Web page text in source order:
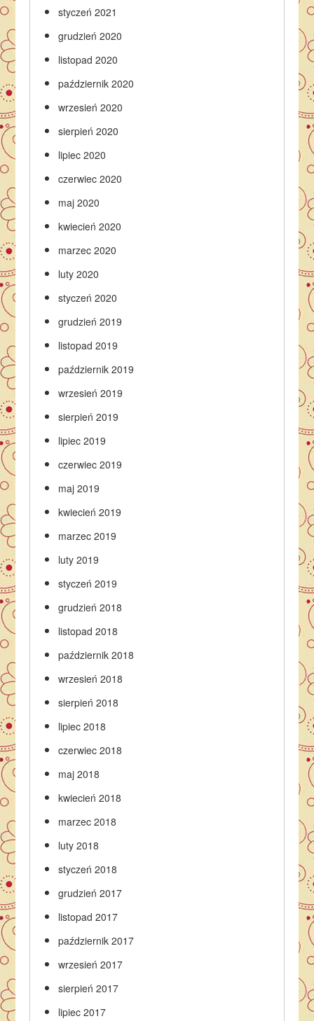
styczeń 2021
grudzień 2020
listopad 2020
październik 2020
wrzesień 2020
sierpień 2020
lipiec 2020
czerwiec 2020
maj 2020
kwiecień 2020
marzec 2020
luty 2020
styczeń 2020
grudzień 2019
listopad 2019
październik 2019
wrzesień 2019
sierpień 2019
lipiec 2019
czerwiec 2019
maj 2019
kwiecień 2019
marzec 2019
luty 2019
styczeń 2019
grudzień 2018
listopad 2018
październik 2018
wrzesień 2018
sierpień 2018
lipiec 2018
czerwiec 2018
maj 2018
kwiecień 2018
marzec 2018
luty 2018
styczeń 2018
grudzień 2017
listopad 2017
październik 2017
wrzesień 2017
sierpień 2017
lipiec 2017